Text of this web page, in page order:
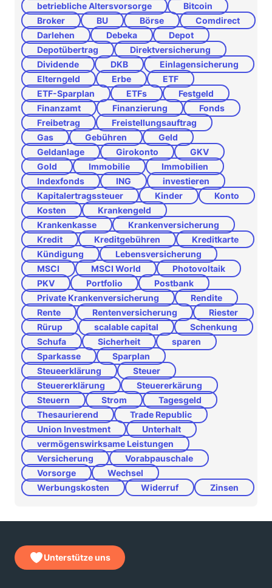
betriebliche Altersvorsorge
Bitcoin
Broker
BU Börse
Comdirect
Darlehen
Debeka
Depot
Depotübertrag
Direktversicherung
Dividende
DKB
Einlagensicherung
Elterngeld
Erbe
ETF
ETF-Sparplan
ETFs
Festgeld
Finanzamt
Finanzierung
Fonds
Freibetrag
Freistellungsauftrag
Gas
Gebühren
Geld
Geldanlage
Girokonto
GKV
Gold
Immobilie
Immobilien
Indexfonds
ING
investieren
Kapitalertragssteuer
Kinder
Konto
Kosten
Krankengeld
Krankenkasse
Krankenversicherung
Kredit
Kreditgebühren
Kreditkarte
Kündigung
Lebensversicherung
MSCI
MSCI World
Photovoltaik
PKV
Portfolio
Postbank
Private Krankenversicherung
Rendite
Rente
Rentenversicherung
Riester
Rürup
scalable capital
Schenkung
Schufa
Sicherheit
sparen
Sparkasse
Sparplan
Steueerklärung
Steuer
Steuererklärung
Steuererkärung
Steuern
Strom
Tagesgeld
Thesaurierend
Trade Republic
Union Investment
Unterhalt
vermögenswirksame Leistungen
Versicherung
Vorabpauschale
Vorsorge
Wechsel
Werbungskosten
Widerruf Zinsen
Unterstütze uns